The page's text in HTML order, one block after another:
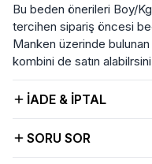
Bu beden önerileri Boy/
tercihen sipariş öncesi
Manken üzerinde
kombini de satın
İADE & İPTAL
SORU SOR